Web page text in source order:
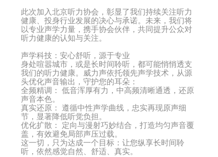
此次加入北京听力协会，彰显了我们持续关注听力
健康、投身行业发展的决心与承诺。未来，我们将
以专业声学力量，携手协会伙伴，共同提升公众对
听力健康的认知与关注。
声学科技：安心舒听，源于专业
身处喧嚣城市，或是长时间聆听，都可能悄悄透支
我们的听力健康。威力声依托领先声学技术，从源
头优化声音输出，守护您的耳朵：
全频精调： 低音浑厚有力，中高频清晰通透，还原
声音本色。
真实还原： 遵循中性声学曲线，忠实再现原声细
节，显著降低听觉负担。
优化扩散： 定向与漫射巧妙结合，打造均匀声音覆
盖，有效避免局部声压过载。
这一切，只为达成一个目标：让您纵享长时间聆
听，依然感觉自然、舒适、真实。